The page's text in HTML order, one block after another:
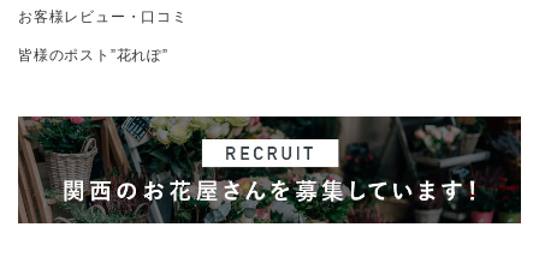
お客様レビュー・口コミ
皆様のポスト”花れぽ”